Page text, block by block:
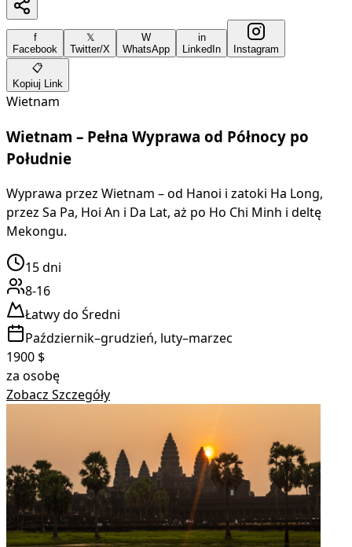
f
Facebook
𝕏
Twitter/X
W
WhatsApp
in
LinkedIn
Instagram
📋
Kopiuj Link
Wietnam
Wietnam – Pełna Wyprawa od Północy po
Południe
Wyprawa przez Wietnam – od Hanoi i zatoki Ha Long,
przez Sa Pa, Hoi An i Da Lat, aż po Ho Chi Minh i deltę
Mekongu.
15dni
8-16
Łatwy do Średni
Październik–grudzień, luty–marzec
1900 $
za osobę
Zobacz Szczegóły